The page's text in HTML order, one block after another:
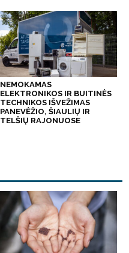
NEMOKAMAS
ELEKTRONIKOS IR BUITINĖS
TECHNIKOS IŠVEŽIMAS
PANEVĖŽIO, ŠIAULIŲ IR
TELŠIŲ RAJONUOSE